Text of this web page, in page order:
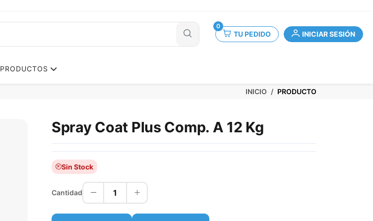
0
TU PEDIDO INICIAR SESIÓN
PRODUCTOS
INICIO PRODUCTO
Spray Coat Plus Comp. A 12 Kg
Sin Stock
Cantidad 1